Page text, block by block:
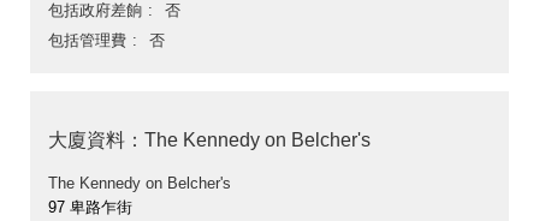
包括政府差餉
否
包括管理費
否
大廈資料：The Kennedy on Belcher's
The Kennedy on Belcher's
97 卑路乍街